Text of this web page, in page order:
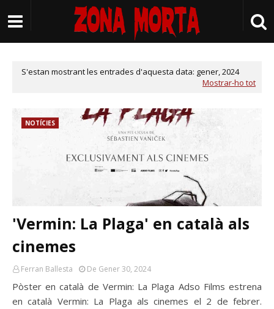
S'estan mostrant les entrades d'aquesta data: gener, 2024
Mostrar-ho tot
NOTÍCIES
'Vermin: La Plaga' en català als
cinemes
Ferran Ballesta De Gener 30, 2024
Pòster en català de Vermin: La Plaga Adso Films estrena
en català Vermin: La Plaga als cinemes el 2 de febrer.